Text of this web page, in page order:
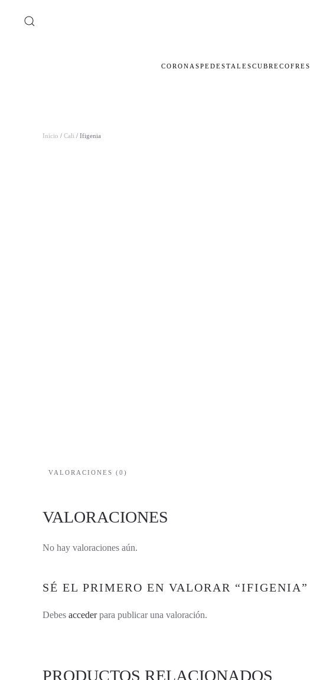
Ir al contenido principal
CORONASPEDESTALESCUBRECOFRES
Inicio / Cali / Ifigenia
VALORACIONES (0)
VALORACIONES
No hay valoraciones aún.
SÉ EL PRIMERO EN VALORAR “IFIGENIA”
Debes accederpara publicar una valoración.
PRODUCTOS RELACIONADOS